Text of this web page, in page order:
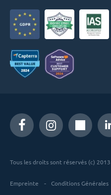
Tous les droits sont réservés (c) 2013
Empreinte Conditions Générales